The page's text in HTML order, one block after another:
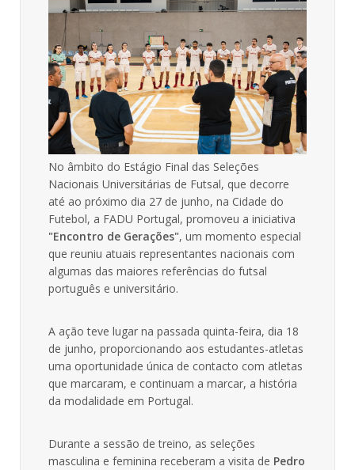
No âmbito do Estágio Final das Seleções
Nacionais Universitárias de Futsal, que decorre
até ao próximo dia 27 de junho, na Cidade do
Futebol, a FADU Portugal, promoveu a iniciativa
"Encontro de Gerações", um momento especial
que reuniu atuais representantes nacionais com
algumas das maiores referências do futsal
português e universitário.
A ação teve lugar na passada quinta-feira, dia 18
de junho, proporcionando aos estudantes-atletas
uma oportunidade única de contacto com atletas
que marcaram, e continuam a marcar, a história
da modalidade em Portugal.
Durante a sessão de treino, as seleções
masculina e feminina receberam a visita de Pedro